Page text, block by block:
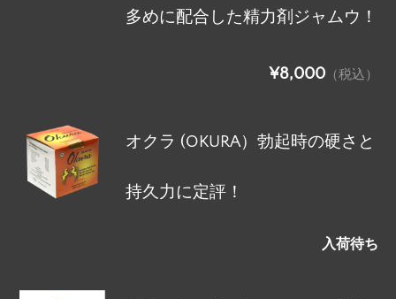
多めに配合した精力剤ジャムウ！
¥8,000 （税込）
オクラ (OKURA）勃起時の硬さと
持久力に定評！
入荷待ち